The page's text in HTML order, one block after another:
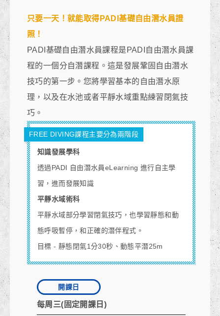
只要一天 ！就能取得PADI基礎自由潛水員證
照！
PADI基礎自由潛水員課程是PADI自由潛水員課
程的一個分自潛課程。這是發展鞏固自由潛水
技巧的第一步。您將學習基本的自由潛水原
理，以及在水池或者平靜水域重點練習閉氣技
巧。
FREE DIVING課程主要分為兩階段
知識發展學科
透過PADI 自由潛水員eLearning 進行自主學
習，進而發展知識
平靜水域術科
平靜水域部分學習閉氣技巧，也學習靜態和動
態呼吸暫停，和正確的潛伴程式。
目標 - 靜態閉氣1分30秒、動態平潛25m
開課日
每周三(固定開課日)